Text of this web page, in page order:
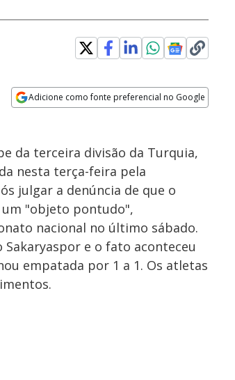
Adicione como fonte preferencial no Google
da terceira divisão da Turquia,
nesta terça-feira pela
julgar a denúncia de que o
"objeto pontudo",
nacional no último sábado.
e o fato aconteceu
empatada por 1 a 1. Os atletas